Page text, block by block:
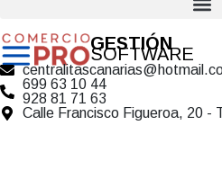
GESTIÓN
SOFTWARE
699 63 10 44
928 81 71 63
Calle Francisco Figueroa, 20 -